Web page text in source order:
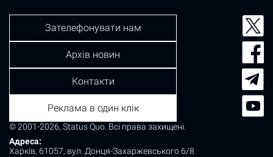
© 2001-2026, Status Quo. Всі права захищені.
Адреса:
Харків, 61057, вул. Донця-Захаржевського 6/8
Зателефонувати нам
Архів новин
Контакти
Реклама в один клік